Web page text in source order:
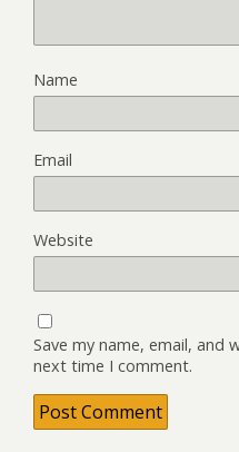
Name
Email
Website
Save my name, email, and
next time I comment.